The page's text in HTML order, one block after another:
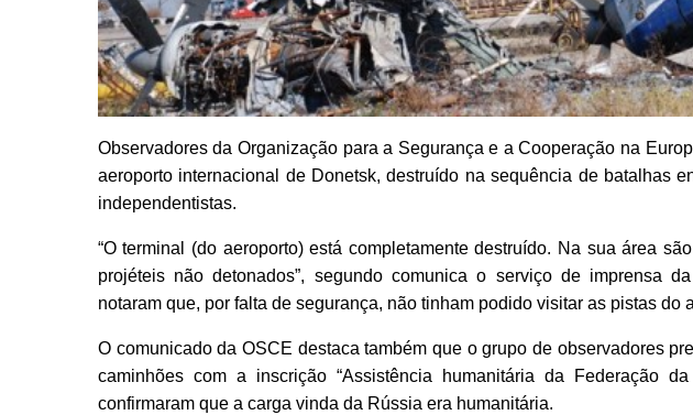
Observadores da Organização para a Segurança e a Cooperação na
aeroporto internacional de Donetsk, destruído na sequência de batalhas
independentistas.
“O terminal (do aeroporto) está completamente destruído. Na sua área
projéteis não detonados”, segundo comunica o serviço de imprensa
notaram que, por falta de segurança, não tinham podido visitar as pistas do
O comunicado da OSCE destaca também que o grupo de observadores
caminhões com a inscrição “Assistência humanitária da Federação
confirmaram que a carga vinda da Rússia era humanitária.